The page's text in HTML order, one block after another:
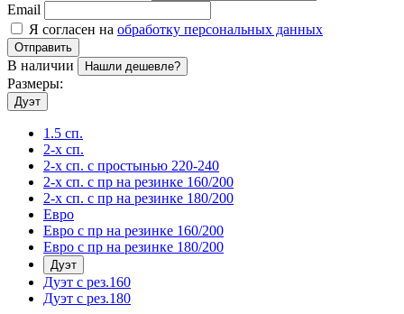
Email
Я согласен на обработку персональных данных
Отправить
В наличии Нашли дешевле?
Размеры:
Дуэт
1.5 сп.
2-х сп.
2-х сп. с простынью 220-240
2-х сп. с пр на резинке 160/200
2-х сп. с пр на резинке 180/200
Евро
Евро с пр на резинке 160/200
Евро с пр на резинке 180/200
Дуэт
Дуэт с рез.160
Дуэт с рез.180